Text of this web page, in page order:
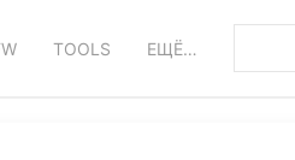
TOOLS ЕЩЁ…